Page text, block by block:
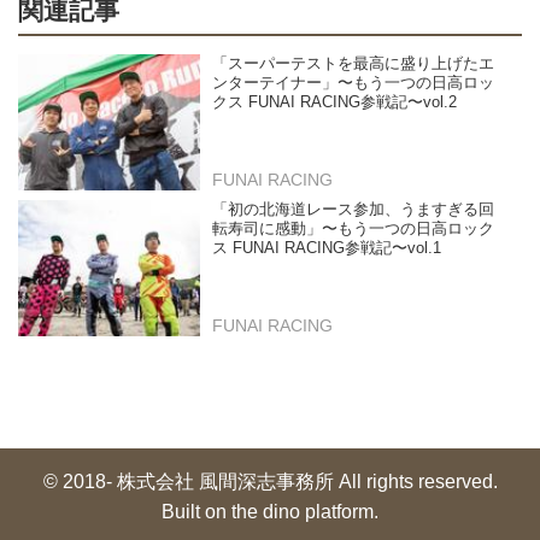
関連記事
「スーパーテストを最高に盛り上げたエ
ンターテイナー」〜もう一つの日高ロッ
クス FUNAI RACING参戦記〜vol.2
FUNAI RACING
「初の北海道レース参加、うますぎる回
転寿司に感動」〜もう一つの日高ロック
ス FUNAI RACING参戦記〜vol.1
FUNAI RACING
© 2018- 株式会社 風間深志事務所 All rights reserved.
Built on the dino platform.